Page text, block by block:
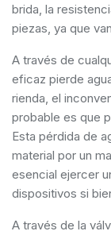
brida, la
piezas, ya que
A través de
eficaz pierde
rienda, el
probable es que
Esta pérdida de
material por un
esencial ejercer
dispositivos si
A través de la